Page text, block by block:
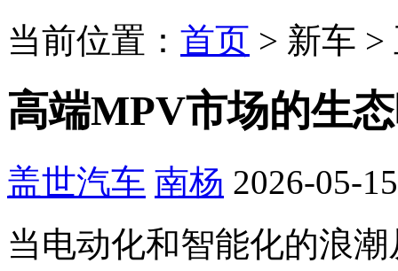
当前位置： 首页 > 新车 >
高端MPV市场的生
盖世汽车 南杨 2026-05-
当电动化和智能化的浪